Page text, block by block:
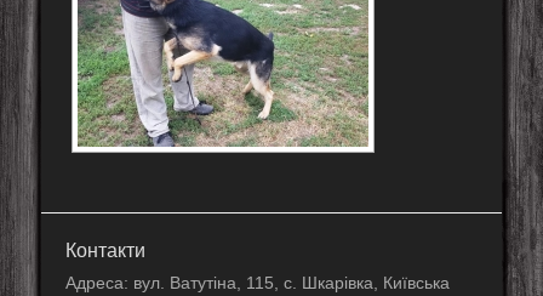
Контакти
Адреса: вул. Ватутіна, 115, с. Шкарівка, Київська